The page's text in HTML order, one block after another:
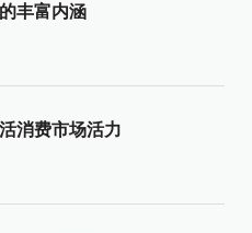
丰富内涵
消费市场活力